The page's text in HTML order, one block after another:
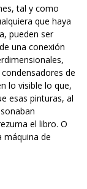
tal y como
que haya
pueden ser
una conexión
de
lo visible lo que,
esas pinturas, al
el libro. O
máquina de